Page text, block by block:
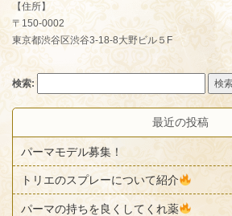
【住所】
〒150-0002
東京都渋谷区渋谷3-18-8大野ビル５F
検索:
最近の投稿
パーマモデル募集！
トリエのスプレーについて紹介
パーマの持ちを良くしてくれ薬